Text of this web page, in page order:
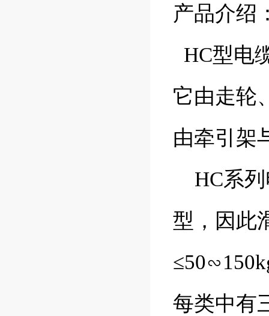
产品介绍
HC型电
它由走轮
由牵引架
HC系列
型，因此
每类中有